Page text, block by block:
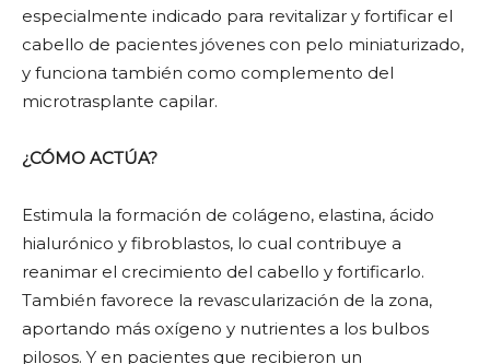
especialmente indicado para revitalizar y fortificar el
cabello de pacientes jóvenes con pelo miniaturizado,
y funciona también como complemento del
microtrasplante capilar.
¿CÓMO ACTÚA?
Estimula la formación de colágeno, elastina, ácido
hialurónico y fibroblastos, lo cual contribuye a
reanimar el crecimiento del cabello y fortificarlo.
También favorece la revascularización de la zona,
aportando más oxígeno y nutrientes a los bulbos
pilosos. Y en pacientes que recibieron un